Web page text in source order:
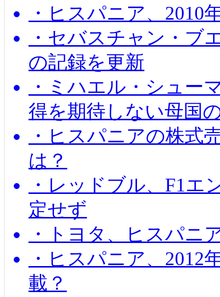
・ヒスパニア、2010
・セバスチャン・ブ
の記録を更新
・ミハエル・シュー
得を期待しない母国
・ヒスパニアの株式
は？
・レッドブル、F1エ
定せず
・トヨタ、ヒスパニ
・ヒスパニア、2012
載？